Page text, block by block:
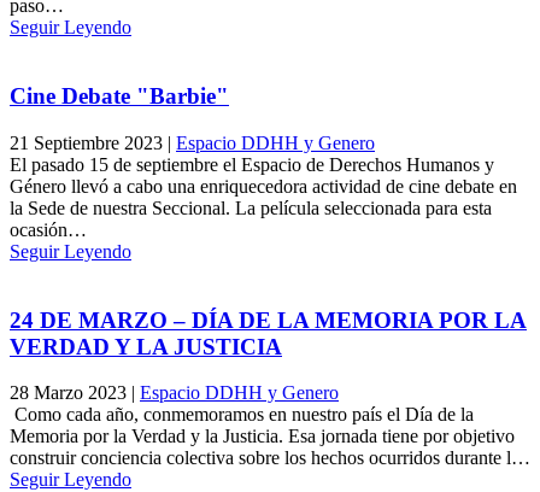
paso…
Seguir Leyendo
Cine Debate "Barbie"
21 Septiembre 2023 | Espacio DDHH y Genero
El pasado 15 de septiembre el Espacio de Derechos Humanos y
Género llevó a cabo una enriquecedora actividad de cine debate en
la Sede de nuestra Seccional. La película seleccionada para esta
ocasión…
Seguir Leyendo
24 DE MARZO – DÍA DE LA MEMORIA POR LA
VERDAD Y LA JUSTICIA
28 Marzo 2023 | Espacio DDHH y Genero
Como cada año, conmemoramos en nuestro país el Día de la
Memoria por la Verdad y la Justicia. Esa jornada tiene por objetivo
construir conciencia colectiva sobre los hechos ocurridos durante l…
Seguir Leyendo